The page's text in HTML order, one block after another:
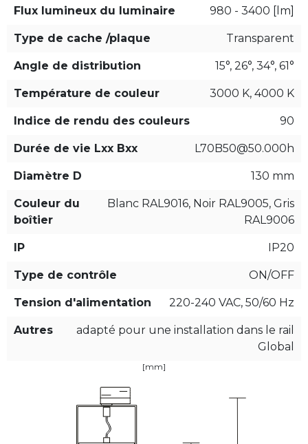
Flux lumineux du luminaire 980 - 3400 [lm]
Type de cache /plaque Transparent
Angle de distribution 15°, 26°, 34°, 61°
Température de couleur 3000 K, 4000 K
Indice de rendu des couleurs 90
Durée de vie Lxx Bxx L70B50@50.000h
Diamètre D 130 mm
Couleur du
boîtier
Blanc RAL9016, Noir RAL9005, Gris
RAL9006
IP IP20
Type de contrôle ON/OFF
Tension d'alimentation 220-240 VAC, 50/60 Hz
Autres
adapté pour une installation dans le rail
Global
[mm]